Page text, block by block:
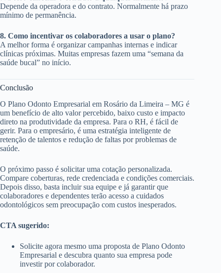
Depende da operadora e do contrato. Normalmente há prazo
mínimo de permanência.
8. Como incentivar os colaboradores a usar o plano?
A melhor forma é organizar campanhas internas e indicar
clínicas próximas. Muitas empresas fazem uma “semana da
saúde bucal” no início.
Conclusão
O Plano Odonto Empresarial em Rosário da Limeira – MG é
um benefício de alto valor percebido, baixo custo e impacto
direto na produtividade da empresa. Para o RH, é fácil de
gerir. Para o empresário, é uma estratégia inteligente de
retenção de talentos e redução de faltas por problemas de
saúde.
O próximo passo é solicitar uma cotação personalizada.
Compare coberturas, rede credenciada e condições comerciais.
Depois disso, basta incluir sua equipe e já garantir que
colaboradores e dependentes terão acesso a cuidados
odontológicos sem preocupação com custos inesperados.
CTA sugerido:
Solicite agora mesmo uma proposta de Plano Odonto
Empresarial e descubra quanto sua empresa pode
investir por colaborador.